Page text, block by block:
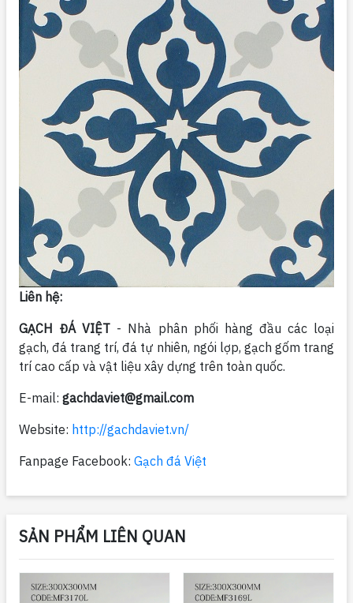
Liên hệ:
GẠCH ĐÁ VIỆT - Nhà phân phối hàng đầu các loại
gạch, đá trang trí, đá tự nhiên, ngói lợp, gạch gốm trang
trí cao cấp và vật liệu xây dựng trên toàn quốc.
E-mail: gachdaviet@gmail.com
Website: http://gachdaviet.vn/
Fanpage Facebook: Gạch đá Việt
SẢN PHẨM LIÊN QUAN